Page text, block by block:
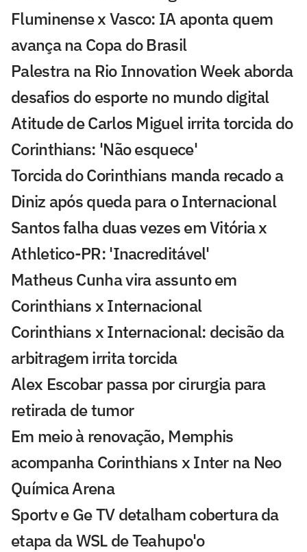
Fluminense x Vasco: IA aponta quem
avança na Copa do Brasil
Palestra na Rio Innovation Week aborda
desafios do esporte no mundo digital
Atitude de Carlos Miguel irrita torcida do
Corinthians: 'Não esquece'
Torcida do Corinthians manda recado a
Diniz após queda para o Internacional
Santos falha duas vezes em Vitória x
Athletico-PR: 'Inacreditável'
Matheus Cunha vira assunto em
Corinthians x Internacional
Corinthians x Internacional: decisão da
arbitragem irrita torcida
Alex Escobar passa por cirurgia para
retirada de tumor
Em meio à renovação, Memphis
acompanha Corinthians x Inter na Neo
Química Arena
Sportv e Ge TV detalham cobertura da
etapa da WSL de Teahupo'o